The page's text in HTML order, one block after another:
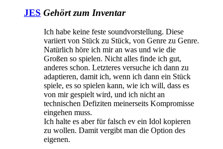
JES Gehört zum Inventar
Ich habe keine feste soundvorstellung. Diese
variiert von Stück zu Stück, von Genre zu Genre.
Natürlich höre ich mir an was und wie die
Großen so spielen. Nicht alles finde ich gut,
anderes schon. Letzteres versuche ich dann zu
adaptieren, damit ich, wenn ich dann ein Stück
spiele, es so spielen kann, wie ich will, dass es
von mir gespielt wird, und ich nicht an
technischen Defiziten meinerseits Kompromisse
eingehen muss.
Ich halte es aber für falsch ev ein Idol kopieren
zu wollen. Damit vergibt man die Option des
eigenen.